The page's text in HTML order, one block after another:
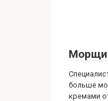
больше
кремами